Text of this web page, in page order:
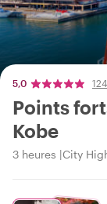
5,0
Points
Kobe
3 heures City